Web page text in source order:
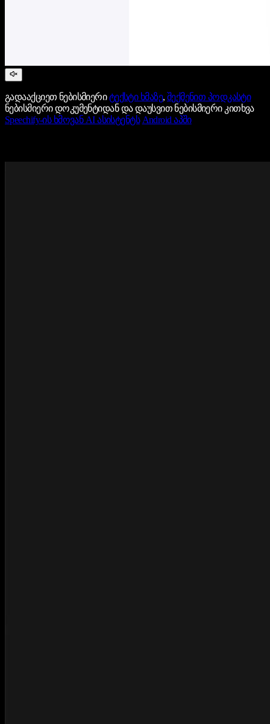
გადააქციეთ ნებისმიერიტექსტი ხმაზე, შექმენით პოდკასტი
ნებისმიერი დოკუმენტიდან და დაუსვით ნებისმიერი კითხვა
Speechify-ის ხმოვან AI ასისტენტს Android აპში